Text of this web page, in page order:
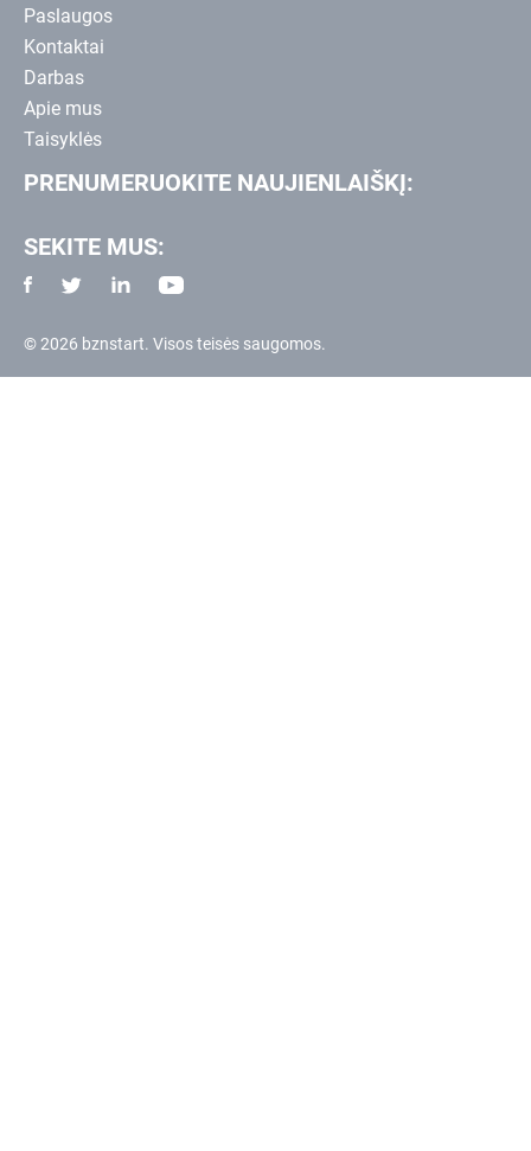
Paslaugos
Kontaktai
Darbas
Apie mus
Taisyklės
PRENUMERUOKITE NAUJIENLAIŠKĮ:
SEKITE MUS:
© 2026 bznstart. Visos teisės saugomos.